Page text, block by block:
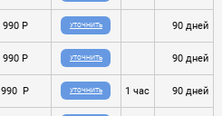
990 P УТОЧНИТЬ 90 дней
990 P УТОЧНИТЬ 90 дней
990 P УТОЧНИТЬ 1 час 90 дней